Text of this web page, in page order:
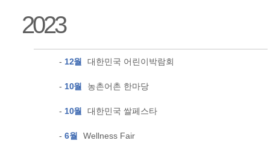
2023
- 12월 대한민국 어린이박람회
- 10월 농촌어촌 한마당
- 10월 대한민국 쌀페스타
-6월 Wellness Fair